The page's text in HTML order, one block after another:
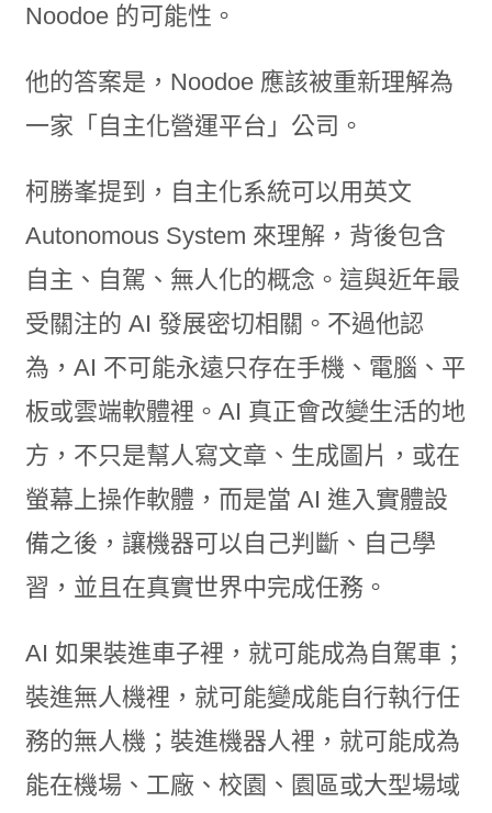
Noodoe 的可能性。
他的答案是，Noodoe 應該被重新理解為
一家「自主化營運平台」公司。
柯勝峯提到，自主化系統可以用英文
Autonomous System 來理解，背後包含
自主、自駕、無人化的概念。這與近年最
受關注的 AI 發展密切相關。不過他認
為，AI 不可能永遠只存在手機、電腦、平
板或雲端軟體裡。AI 真正會改變生活的地
方，不只是幫人寫文章、生成圖片，或在
螢幕上操作軟體，而是當 AI 進入實體設
備之後，讓機器可以自己判斷、自己學
習，並且在真實世界中完成任務。
AI 如果裝進車子裡，就可能成為自駕車；
裝進無人機裡，就可能變成能自行執行任
務的無人機；裝進機器人裡，就可能成為
能在機場、工廠、校園、園區或大型場域